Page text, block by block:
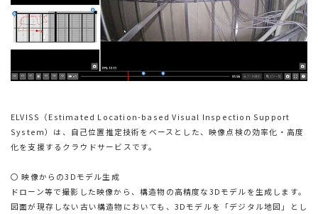
ELVISS（Estimated Location-based Visual Inspection Support
System）は、自己位置推定技術をベースとした、映像点検の効率化・高度
化を支援するクラウドサービスです。
〇 映像からの3Dモデル生成
ドローン等で撮影した映像から、構造物の高精度な3Dモデルを生成します。
図面が現存しない古い構造物においても、3Dモデルを「デジタル地図」とし